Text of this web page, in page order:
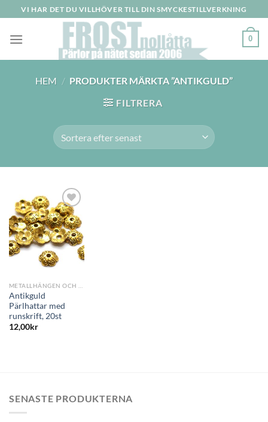
to
content
VI HAR DET DU VILLHÖVER TILL DIN SMYCKESTILLVERKNING
0
HEM / PRODUKTER MÄRKTA ”ANTIKGULD”
FILTRERA
Lägg
till i
önskelistan
Antikguld
Pärlhattar med
runskrift, 20st
12,00kr
SENASTE PRODUKTERNA